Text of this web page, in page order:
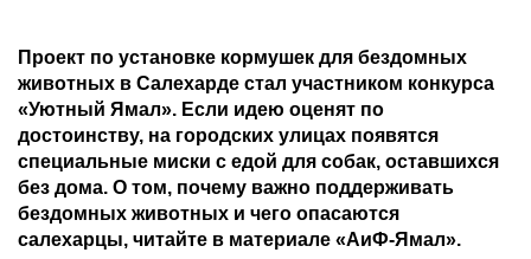
Проект по установке кормушек для бездомных
животных в Салехарде стал участником конкурса
«Уютный Ямал». Если идею оценят по
достоинству, на городских улицах появятся
специальные миски с едой для собак, оставшихся
без дома. О том, почему важно поддерживать
бездомных животных и чего опасаются
салехарцы, читайте в материале «АиФ-Ямал».